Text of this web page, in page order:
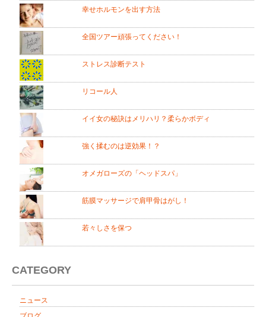
幸せホルモンを出す方法
全国ツアー頑張ってください！
ストレス診断テスト
リコール人
イイ女の秘訣はメリハリ？柔らかボディ
強く揉むのは逆効果！？
オメガローズの「ヘッドスパ」
筋膜マッサージで肩甲骨はがし！
若々しさを保つ
CATEGORY
ニュース